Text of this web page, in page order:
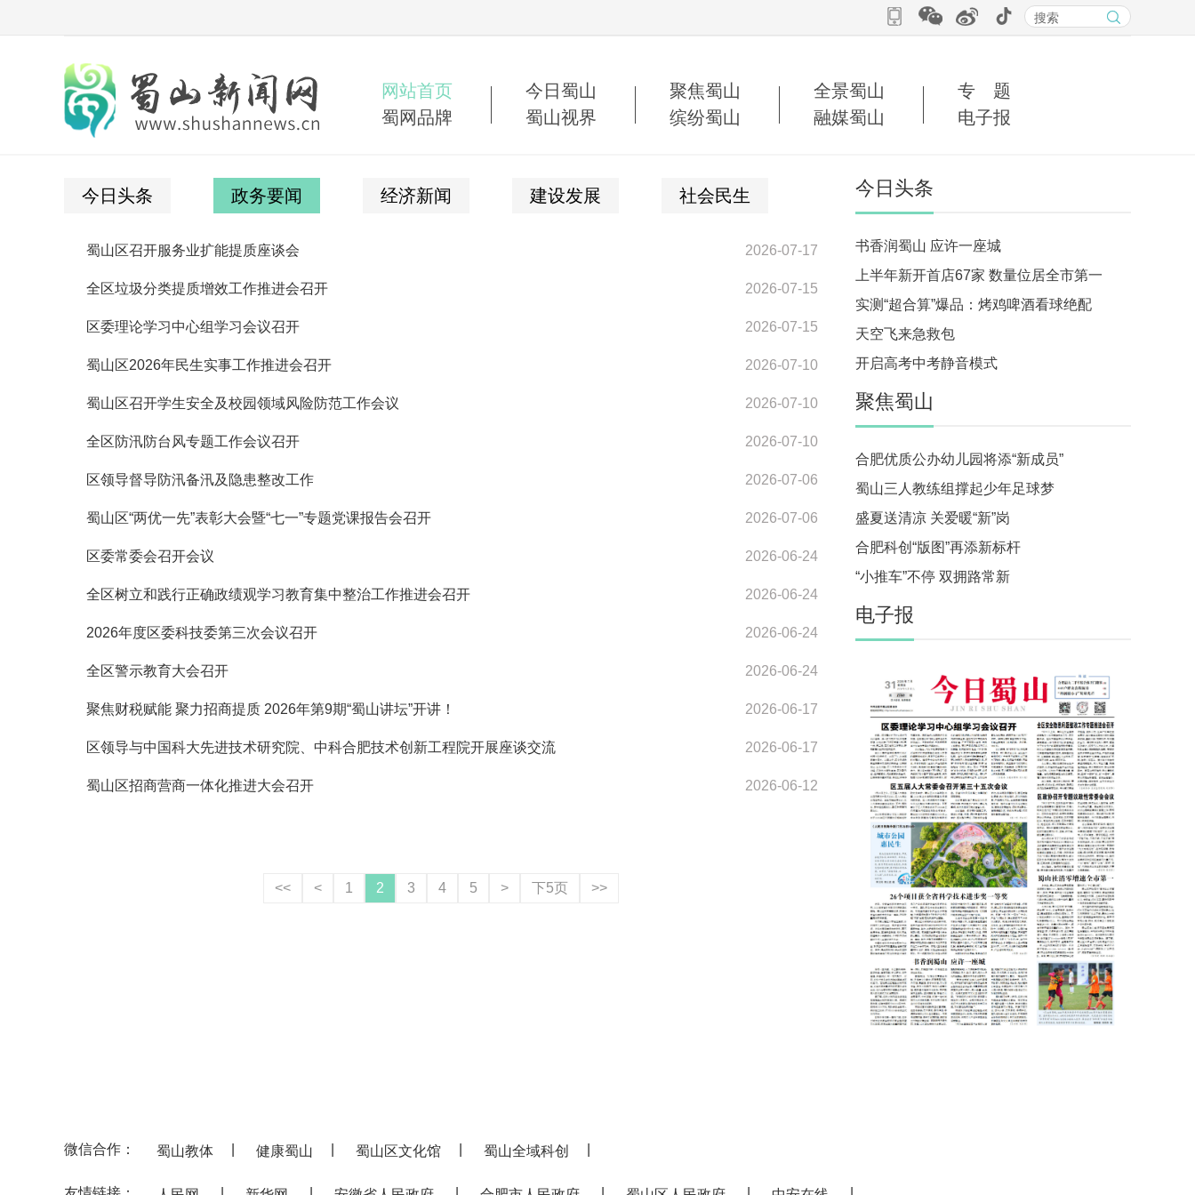
网站首页 今日蜀山 聚焦蜀山 全景蜀山
专 题
蜀网品牌
蜀山视界 缤纷蜀山 融媒蜀山 电子报
今日头条 政务要闻 经济新闻 建设发展 社会民生
蜀山区召开服务业扩能提质座谈会 2026-07-17
全区垃圾分类提质增效工作推进会召开 2026-07-15
区委理论学习中心组学习会议召开 2026-07-15
蜀山区2026年民生实事工作推进会召开 2026-07-10
蜀山区召开学生安全及校园领域风险防范工作会议 2026-07-10
全区防汛防台风专题工作会议召开 2026-07-10
区领导督导防汛备汛及隐患整改工作 2026-07-06
蜀山区“两优一先”表彰大会暨“七一”专题党课报告会召开 2026-07-06
区委常委会召开会议 2026-06-24
全区树立和践行正确政绩观学习教育集中整治工作推进会召开 2026-06-24
2026年度区委科技委第三次会议召开 2026-06-24
全区警示教育大会召开 2026-06-24
聚焦财税赋能 聚力招商提质 2026年第9期“蜀山讲坛”开讲！ 2026-06-17
区领导与中国科大先进技术研究院、‌中科合肥技术创新工程院开展座谈交流 2026-06-17
蜀山区招商营商一体化推进大会召开 2026-06-12
<< < 1 2 3 4 5 > 下5页 >>
今日头条
书香润蜀山 应许一座城
上半年新开首店67家 数量位居全市第一
实测“超合算”爆品：烤鸡啤酒看球绝配
天空飞来急救包
开启高考中考静音模式
聚焦蜀山
合肥优质公办幼儿园将添“新成员”
蜀山三人教练组撑起少年足球梦
盛夏送清凉 关爱暖“新”岗
合肥科创“版图”再添新标杆
“小推车”不停 双拥路常新
电子报
微信合作： 蜀山教体 健康蜀山 蜀山区文化馆 蜀山全域科创